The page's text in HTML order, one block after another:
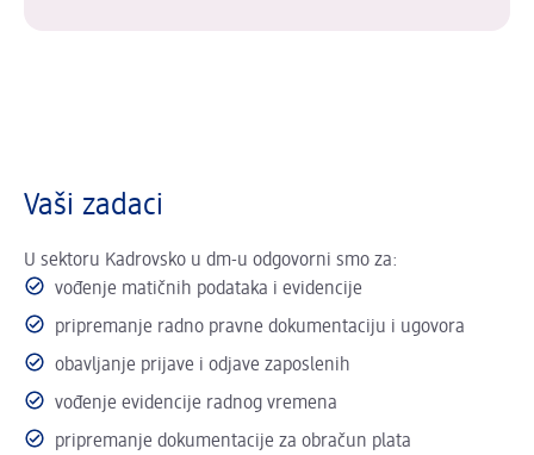
Vaši zadaci
U sektoru Kadrovsko u dm-u odgovorni smo za:
vođenje matičnih podataka i evidencije
pripremanje radno pravne dokumentaciju i ugovora
obavljanje prijave i odjave zaposlenih
vođenje evidencije radnog vremena
pripremanje dokumentacije za obračun plata